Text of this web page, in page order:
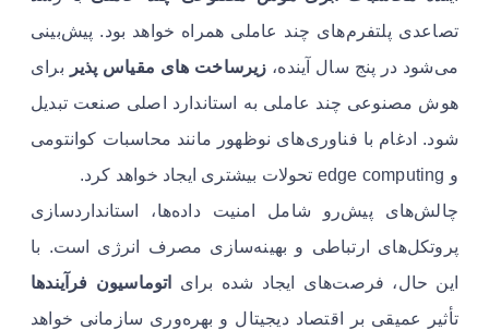
تصاعدی پلتفرم‌های چند عاملی همراه خواهد بود. پیش‌بینی
می‌شود در پنج سال آینده، زیرساخت های مقیاس پذیر
برای
هوش مصنوعی چند عاملی به استاندارد اصلی صنعت تبدیل
شود. ادغام با فناوری‌های نوظهور مانند محاسبات کوانتومی
و edge computing تحولات بیشتری ایجاد خواهد کرد.
چالش‌های پیش‌رو شامل امنیت داده‌ها، استانداردسازی
پروتکل‌های ارتباطی و بهینه‌سازی مصرف انرژی است. با
این حال، فرصت‌های ایجاد شده برای
اتوماسیون فرآیندها
تأثیر عمیقی بر اقتصاد دیجیتال و بهره‌وری سازمانی خواهد